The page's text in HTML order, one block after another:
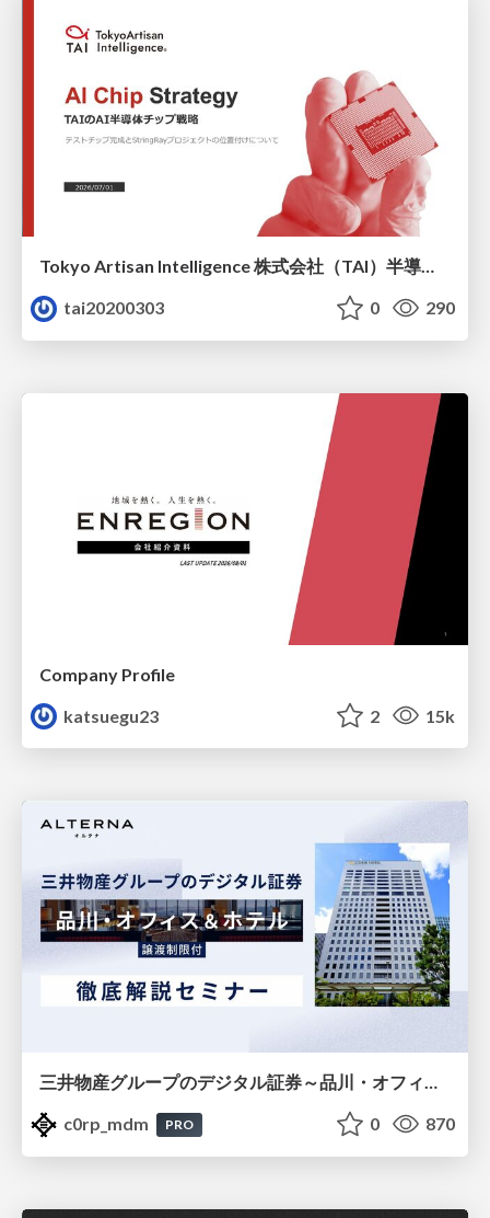
Tokyo Artisan Intelligence 株式会社（TAI）半導体戦略_最新版
tai20200303
0 290
Company Profile
katsuegu23
2 15k
三井物産グループのデジタル証券～品川・オフィス＆ホテル～徹底解説セミナー
c0rp_mdm
PRO 0 870